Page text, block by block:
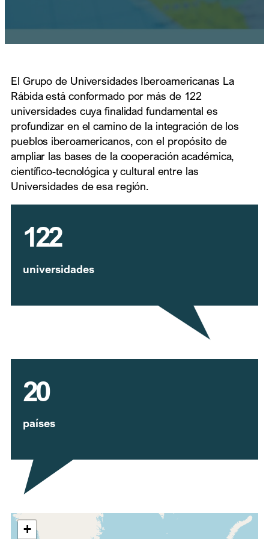
El Grupo de Universidades Iberoamericanas La
Rábida está conformado por más de 122
universidades cuya finalidad fundamental es
profundizar en el camino de la integración de los
pueblos iberoamericanos, con el propósito de
ampliar las bases de la cooperación académica,
científico-tecnológica y cultural entre las
Universidades de esa región.
122
universidades
20
países
+
Expandir mapa